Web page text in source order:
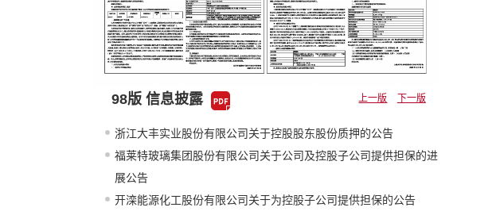
98版 信息披露 上一版 下一版
浙江大丰实业股份有限公司关于控股股东股份质押的公告
福莱特玻璃集团股份有限公司关于公司及控股子公司提供担保的进
展公告
开滦能源化工股份有限公司关于为控股子公司提供担保的公告